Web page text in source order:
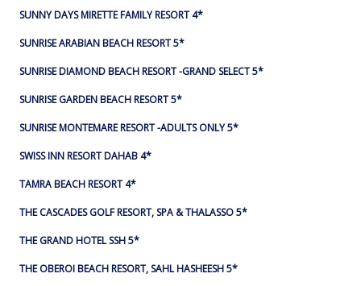
SUNNY DAYS MIRETTE FAMILY RESORT 4*
SUNRISE ARABIAN BEACH RESORT 5*
SUNRISE DIAMOND BEACH RESORT -GRAND SELECT 5*
SUNRISE GARDEN BEACH RESORT 5*
SUNRISE MONTEMARE RESORT -ADULTS ONLY 5*
SWISS INN RESORT DAHAB 4*
TAMRA BEACH RESORT 4*
THE CASCADES GOLF RESORT, SPA & THALASSO 5*
THE GRAND HOTEL SSH 5*
THE OBEROI BEACH RESORT, SAHL HASHEESH 5*